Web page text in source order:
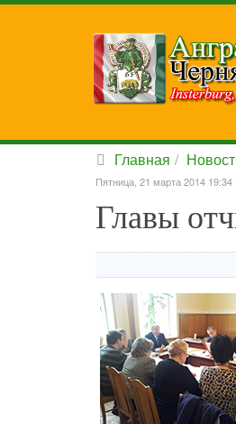
Главная
Пятница, 21 марта 2014 19:34
Главы